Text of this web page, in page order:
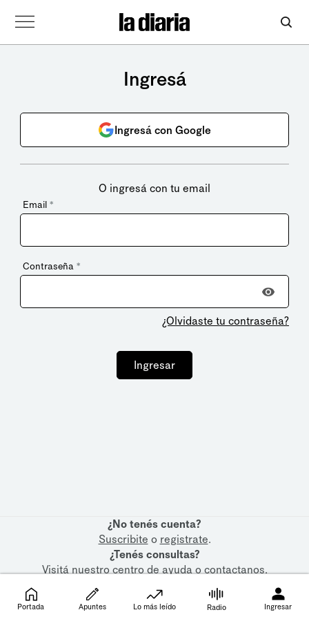
Ingresá
Ingresá con Google
O ingresá con tu email
Email *
Contraseña *
¿Olvidaste tu contraseña?
Ingresar
¿No tenés cuenta?
Suscribite o registrate.
¿Tenés consultas?
Visitá nuestrocentro de ayudaocontactanos.
Portada Apuntes Lo más leído Radio Ingresar